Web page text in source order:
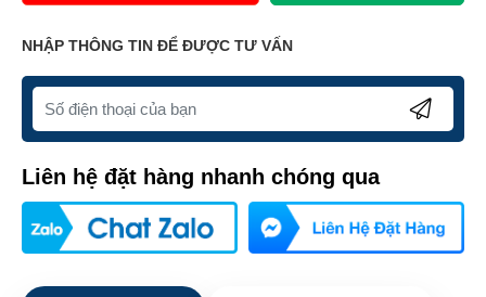
NHẬP THÔNG TIN ĐỂ ĐƯỢC TƯ VẤN
Liên hệ đặt hàng nhanh chóng qua